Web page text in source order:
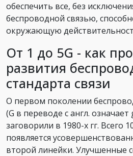
обеспечить все, без
беспроводной связью,
окружающую
От 1 до 5G - как
развития
стандарта связи
О первом поколении
(G в переводе с англ.
заговорили в 1980-х гг. Всего
появляется
второй линейки. Улучшенные